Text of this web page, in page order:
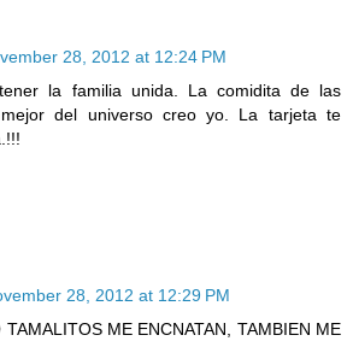
28, 2012 at 12:24 PM
la familia unida. La comidita de las
del universo creo yo. La tarjeta te
28, 2012 at 12:29 PM
ME ENCNATAN, TAMBIEN ME